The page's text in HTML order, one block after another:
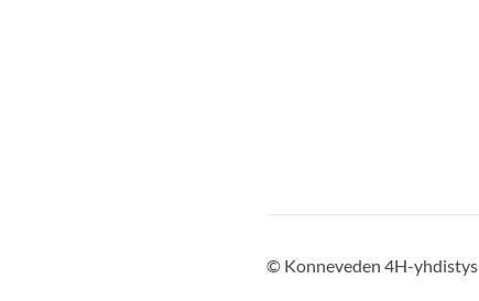
© Konneveden 4H-yhdistys